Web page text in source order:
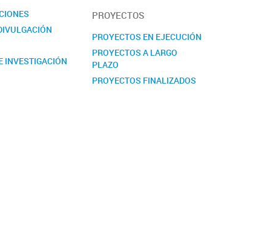
INVESTIGACIÓN
PROYECTOS
PROYECTOS EN EJECUCIÓN
PROYECTOS A LARGO
PLAZO
PROYECTOS FINALIZADOS